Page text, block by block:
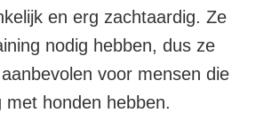
en erg zachtaardig. Ze
nodig hebben, dus ze
voor mensen die
met honden hebben.